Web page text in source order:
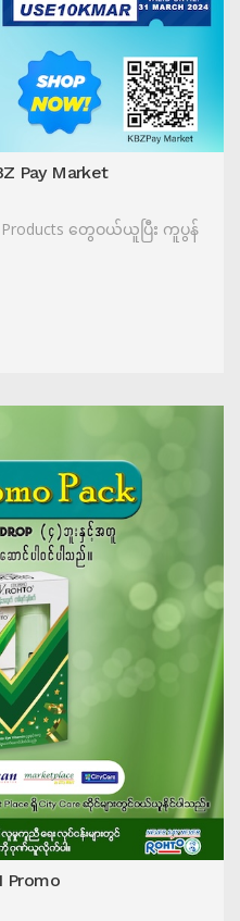
Pay Market
Products တွေဝယ်ယူပြီး ကူပွန်
Promo